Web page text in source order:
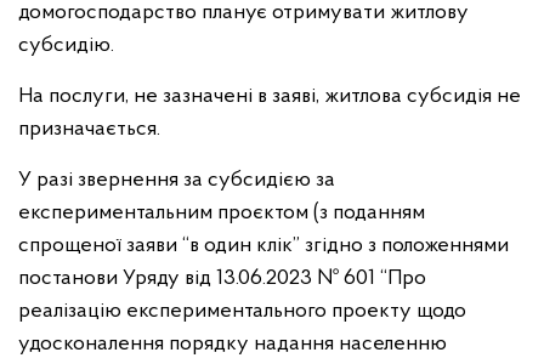
домогосподарство планує отримувати житлову
субсидію.
На послуги, не зазначені в заяві, житлова субсидія не
призначається.
У разі звернення за субсидією за
експериментальним проєктом (з поданням
спрощеної заяви “в один клік” згідно з положеннями
постанови Уряду від 13.06.2023 № 601 “Про
реалізацію експериментального проекту щодо
удосконалення порядку надання населенню